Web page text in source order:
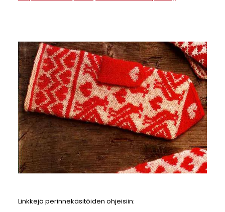
Linkkejä perinnekäsitöiden ohjeisiin: